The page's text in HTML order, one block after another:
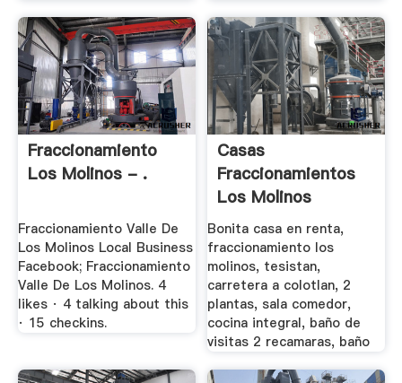
Fraccionamiento
Los Molinos - .
Fraccionamiento Valle De
Los Molinos Local Business
Facebook; Fraccionamiento
Valle De Los Molinos. 4
likes · 4 talking about this
· 15 checkins.
Casas
Fraccionamientos
Los Molinos
Tesistan - .
Bonita casa en renta,
fraccionamiento los
molinos, tesistan,
carretera a colotlan, 2
plantas, sala comedor,
cocina integral, baño de
visitas 2 recamaras, baño